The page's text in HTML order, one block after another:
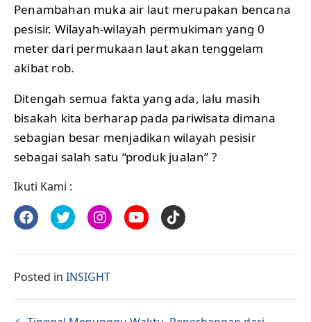
Penambahan muka air laut merupakan bencana
pesisir. Wilayah-wilayah permukiman yang 0
meter dari permukaan laut akan tenggelam
akibat rob.
Ditengah semua fakta yang ada, lalu masih
bisakah kita berharap pada pariwisata dimana
sebagian besar menjadikan wilayah pesisir
sebagai salah satu “produk jualan” ?
Ikuti Kami :
Posted in INSIGHT